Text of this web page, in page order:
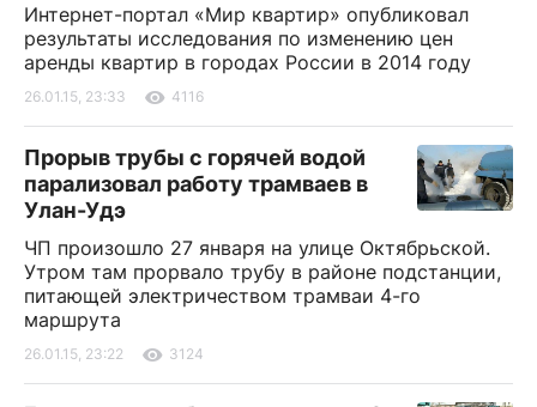
Интернет-портал «Мир квартир» опубликовал
результаты исследования по изменению цен
аренды квартир в городах России в 2014 году
26.01.15, 23:33 4116
Прорыв трубы с горячей водой
парализовал работу трамваев в
Улан-Удэ
ЧП произошло 27 января на улице Октябрьской.
Утром там прорвало трубу в районе подстанции,
питающей электричеством трамваи 4-го
маршрута
26.01.15, 23:22 3124